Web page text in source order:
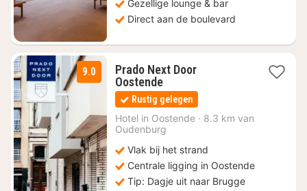
Gezellige lounge & bar
Direct aan de boulevard
9.0
Prado Next Door
Oostende1
nacht
vanaf
€
94
Rustig gelegen
Hotel in Oostende · 8.3 km van
Oudenburg
Vlak bij het strand
Centrale ligging in Oostende
Tip: Dagje uit naar Brugge